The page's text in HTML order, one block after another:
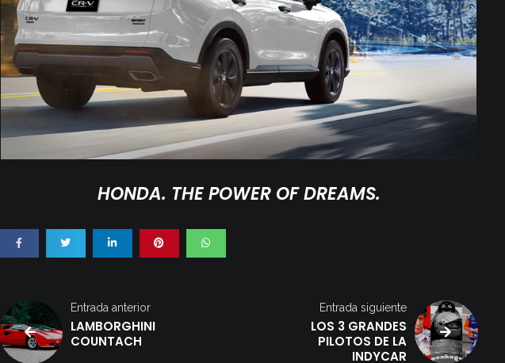
HONDA. THE POWER OF DREAMS.
Entrada anterior
LAMBORGHINI
COUNTACH
Entrada siguiente
LOS 3 GRANDES
PILOTOS DE LA
INDYCAR